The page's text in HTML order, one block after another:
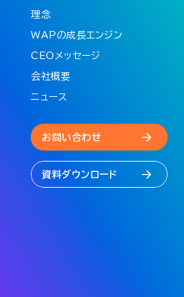
理念
WAPの成長エンジン
CEOメッセージ
会社概要
ニュース
お問い合わせ
資料ダウンロード